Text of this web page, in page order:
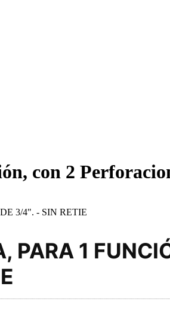
con 2
3/4". - SIN RETIE
PARA 1